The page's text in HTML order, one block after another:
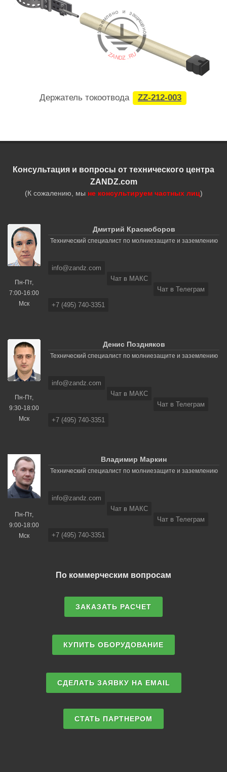
Держатель токоотвода ZZ-212-003
Консультация и вопросы от технического центра
ZANDZ.com
(К сожалению, мы не консультируем частных лиц)
Пн-Пт,
7:00-16:00
Мск
Дмитрий Красноборов
Технический специалист по молниезащите и заземлению
info@zandz.com
Чат в МАКС
Чат в Телеграм
+7 (495) 740-3351
Пн-Пт,
9:30-18:00
Мск
Денис Поздняков
Технический специалист по молниезащите и заземлению
info@zandz.com
Чат в МАКС
Чат в Телеграм
+7 (495) 740-3351
Пн-Пт,
9:00-18:00
Мск
Владимир Маркин
Технический специалист по молниезащите и заземлению
info@zandz.com
Чат в МАКС
Чат в Телеграм
+7 (495) 740-3351
По коммерческим вопросам
ЗАКАЗАТЬ РАСЧЕТ
КУПИТЬ ОБОРУДОВАНИЕ
СДЕЛАТЬ ЗАЯВКУ НА EMAIL
СТАТЬ ПАРТНЕРОМ